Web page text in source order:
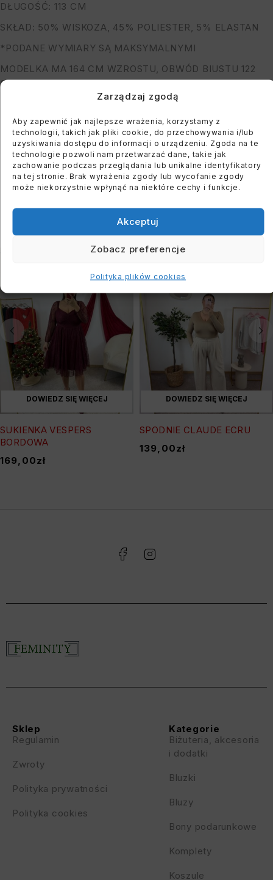
Zarządzaj zgodą
Aby zapewnić jak najlepsze wrażenia, korzystamy z
technologii, takich jak pliki cookie, do przechowywania i/lub
uzyskiwania dostępu do informacji o urządzeniu. Zgoda na te
technologie pozwoli nam przetwarzać dane, takie jak
zachowanie podczas przeglądania lub unikalne identyfikatory
na tej stronie. Brak wyrażenia zgody lub wycofanie zgody
może niekorzystnie wpłynąć na niektóre cechy i funkcje.
Akceptuj
Zobacz preferencje
Polityka plików cookies
DŁUGOŚĆ: 113 CM
SKŁAD: 50% WISKOZA, 45% POLIESTER, 5% ELASTAN
*PODANE WYMIARY SĄ MAKSYMALNYMI
MODELKA MA 164 CM WZROSTU, OBWÓD BIUSTU 122
CM I BIODER: 118 CM
You must register to use the waitlist feature. Please
login or create an account
DOWIEDZ SIĘ WIĘCEJ
SUKIENKA VESPERS
BORDOWA
169,00zł
WYPRZEDANE
DOWIEDZ SIĘ WIĘCEJ
SPODNIE CLAUDE ECRU
139,00zł
Kategorie
Biżuteria, akcesoria
i dodatki
Bluzki
Bluzy
Bony podarunkowe
Komplety
Koszule
Sklep
Regulamin
Zwroty
Polityka prywatności
Polityka cookies